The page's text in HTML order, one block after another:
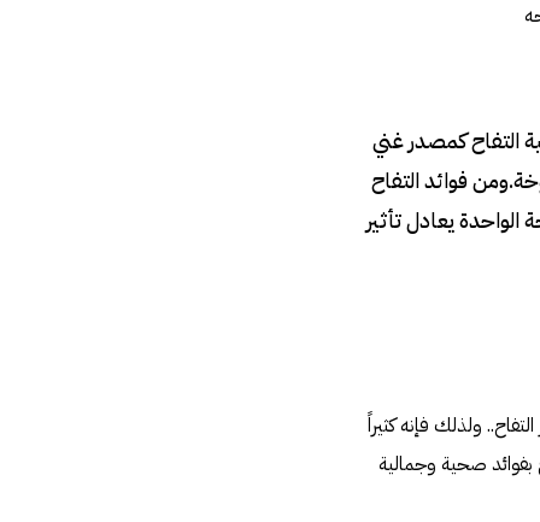
التفاح كمصدر غني
فوائد التفاح
يعادل تأثير
ولذلك فإنه كثيراً
صحية وجمالية